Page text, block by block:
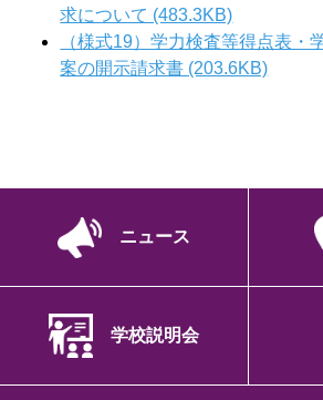
求について (483.3KB)
（様式19）学力検査等得点表・
案の開示請求書 (203.6KB)
ニュース
学校説明会